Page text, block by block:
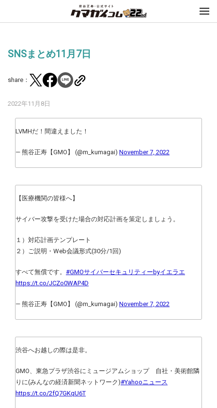
SNSまとめ11月7日
share：
2022年11月8日
LVMHだ！間違えました！
— 熊谷正寿【GMO】 (@m_kumagai) November 7, 2022
【医療機関の皆様へ】
サイバー攻撃を受けた場合の対応計画を策定しましょう。
１）対応計画テンプレート
２）ご説明・Web会議形式(30分/1回)
すべて無償です。 #GMOサイバーセキュリティーbyイエラエ
https://t.co/JCZo0WAP4D
— 熊谷正寿【GMO】 (@m_kumagai) November 7, 2022
渋谷へお越しの際は是非。
GMO、東急プラザ渋谷にミュージアムショップ 自社・美術館隣
りに(みんなの経済新聞ネットワーク)#Yahooニュース
https://t.co/2fQ7GKqU6T